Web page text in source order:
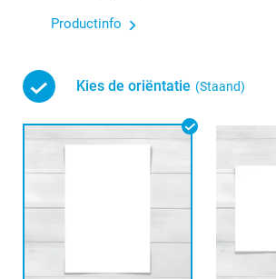
Productinfo
Kies de oriëntatie (Staand)